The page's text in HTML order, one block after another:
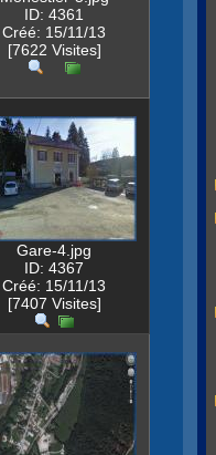
ID: 4361
Créé: 15/11/13
[7622 Visites]
Gare-4.jpg
ID: 4367
Créé: 15/11/13
[7407 Visites]